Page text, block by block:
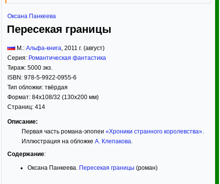
Оксана Панкеева
Пересекая границы
М.: Альфа-книга 2011 г. (август)
Серия: Романтическая фантастика
Тираж: 5000 экз.
ISBN: 978-5-9922-0955-6
Тип обложки: твёрдая
Формат: 84x108/32 (130x200 мм)
Страниц: 414
Описание:
Первая часть романа-эпопеи «Хроники странного королевства».
Иллюстрация на обложке А. Клепакова
Содержание:
Оксана Панкеева. Пересекая границы (роман)